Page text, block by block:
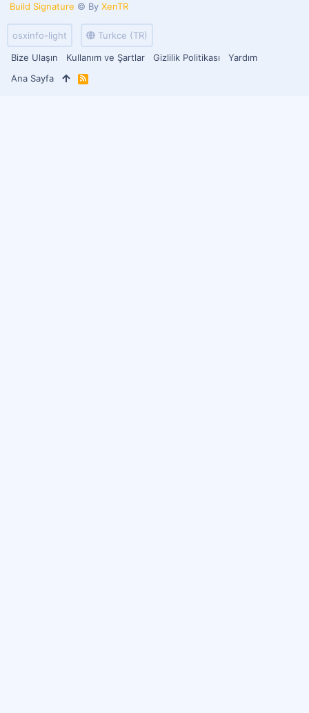
osxinfo-light
Turkce (TR)
Bize Ulaşın
Kullanım ve Şartlar Gizlilik Politikası
Yardım
Ana Sayfa
R
S
Build Signature © By XenTR